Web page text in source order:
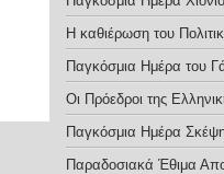
Η καθιέρωση του
Παγκόσμια Ημέρα του
Οι Πρόεδροι της
Παγκόσμια Ημέρα
Παραδοσιακά Έθιμα